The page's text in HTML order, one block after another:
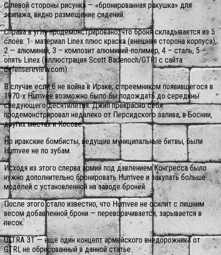
С левой стороны рисунка — «бронированная ракушка» для
экипажа, видно размещение сидений.
Справа в углу продемонстрировано, что броня складывается из 5
слоёв: 1- материал Linex плюс краска (внешняя сторона корпуса),
2 — алюминий, 3 – композит алюминий-полимер, 4 – сталь, 5 –
опять Linex (иллюстрация Scott Badenoch/GTRI с сайта
defensereview.com).
В случае если б не война в Ираке, с преемником появившегося в
1970-х Humvee возможно было бы подождать до середины
следующего десятилетия. Джип прекрасно себя
продемонстрировал недалеко от Персидского залива, в Боснии,
других местах и Косове.
Но иракские бомбисты, ведущие муниципальные битвы, были
Humvee не по зубам.
Исходя из этого сперва армии под давлением Конгресса было
нужно дополнительно бронировать Humvee и закупать больше
моделей с установленной на заводе бронёй.
После этого стало известно, что Humvee не осилит с лишним
весом добавленной брони — переворачивается, зарывается в
песок.
ULTRA 3T — ещё один концепт армейского внедорожника от
GTRI, не обрисованный в данной статье.